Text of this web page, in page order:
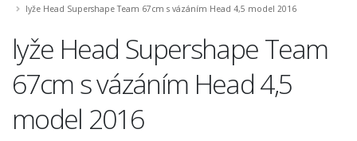
lyže Head Supershape Team 67cm s vázáním Head 4,5 model 2016
lyže Head Supershape Team
67cm s vázáním Head 4,5
model 2016